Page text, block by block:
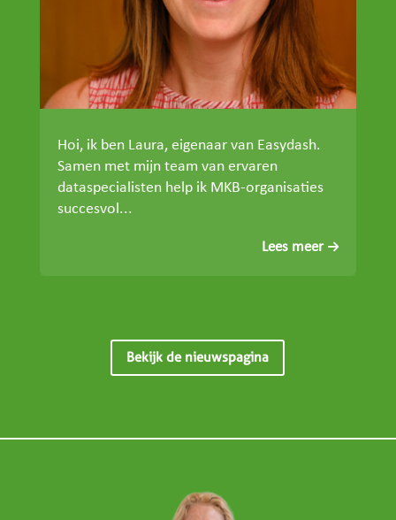
Hoi, ik ben Laura, eigenaar van Easydash.
Samen met mijn team van ervaren
dataspecialisten help ik MKB-organisaties
succesvol...
Lees meer
Bekijk de nieuwspagina